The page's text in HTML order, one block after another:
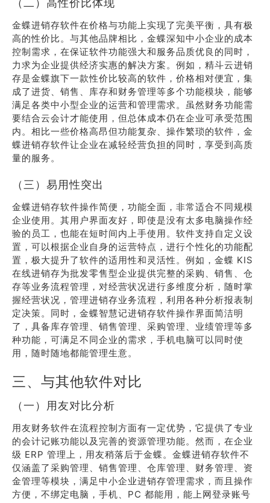
（二）高性价比体现
金蝶进销存软件在价格与功能上实现了完美平衡，具有极
高的性价比。与其他品牌相比，金蝶深知中小企业的成本
控制需求，在保证软件功能强大和服务品质优良的同时，
力求为企业提供经济实惠的解决方案。例如，精斗云进销
存是金蝶旗下一款性价比较高的软件，价格相对便宜，集
成了进货、销售、库存和财务管理等多个功能模块，能够
满足各类中小型企业的运营和管理需求。虽然财务功能需
要结合云会计才能使用，但总体成本仍在企业可承受范围
内。相比一些价格高昂但功能复杂、操作繁琐的软件，金
蝶进销存软件让企业在减轻经营负担的同时，享受到高质
量的服务。
（三）易用性突出
金蝶进销存软件操作简便，功能全面，非常适合不同规模
企业使用。其用户界面友好，即使是没有太多电脑操作经
验的员工，也能在短时间内上手使用。软件支持自定义设
置，可以根据企业自身的运营特点，进行个性化的功能配
置，极大提升了软件的适用性和灵活性。例如，金蝶 KIS
在线进销存为批发零售型企业提供完整的采购、销售、仓
存等业务流程管理，对经营状况进行多维度分析，随时掌
握经营状况，管理进销存业务流程，利用各种分析报表制
定决策。同时，金蝶智慧记进销存软件操作界面简洁明
了，具备库存管理、销售管理、采购管理、业绩管理等多
种功能，可满足不同企业的需求，手机电脑可以同时使
用，随时随地都能管理生意。
三、与其他软件对比
（一）用友对比分析
用友财务软件在流程控制方面有一定优势，它提供了专业
的会计记账功能以及完善的资源管理功能。然而，在企业
级 ERP 管理上，用友稍落后于金蝶。金蝶进销存软件不
仅涵盖了采购管理、销售管理、仓库管理、财务管理、资
金管理等模块，满足中小企业进销存管理需求，而且操作
方便，不绑定电脑，手机、PC 都能用，能上网登录账号